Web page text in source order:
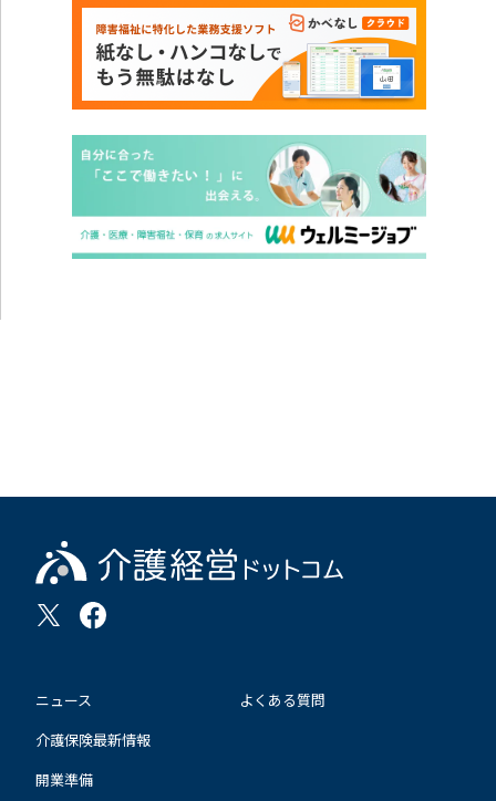
ニュース
介護保険最新情報
開業準備
よくある質問